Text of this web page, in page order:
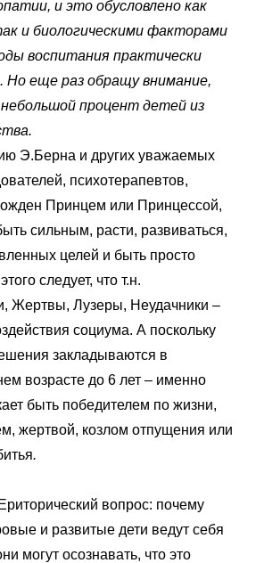
и это обусловлено как
и биологическими факторами
воспитания практически
еще раз обращу внимание,
процент детей из
Э.Берна и других уважаемых
психотерапевтов,
Принцем или Принцессой,
сильным, расти, развиваться,
целей и быть просто
следует, что т.н.
Жертвы, Лузеры, Неудачники –
социума. А поскольку
закладываются в
возрасте до 6 лет – именно
быть победителем по жизни,
жертвой, козлом отпущения или
.
вопрос: почему
и развитые дети ведут себя
могут осознавать, что это